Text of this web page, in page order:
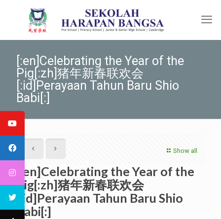
[:en]Celebrating the Year of the
Pig[:zh]猪年新春联欢会
[:id]Perayaan Tahun Baru Shio
Babi[:]
Show all
[:en]Celebrating the Year of the
Pig[:zh]猪年新春联欢会
[:id]Perayaan Tahun Baru Shio
Babi[:]